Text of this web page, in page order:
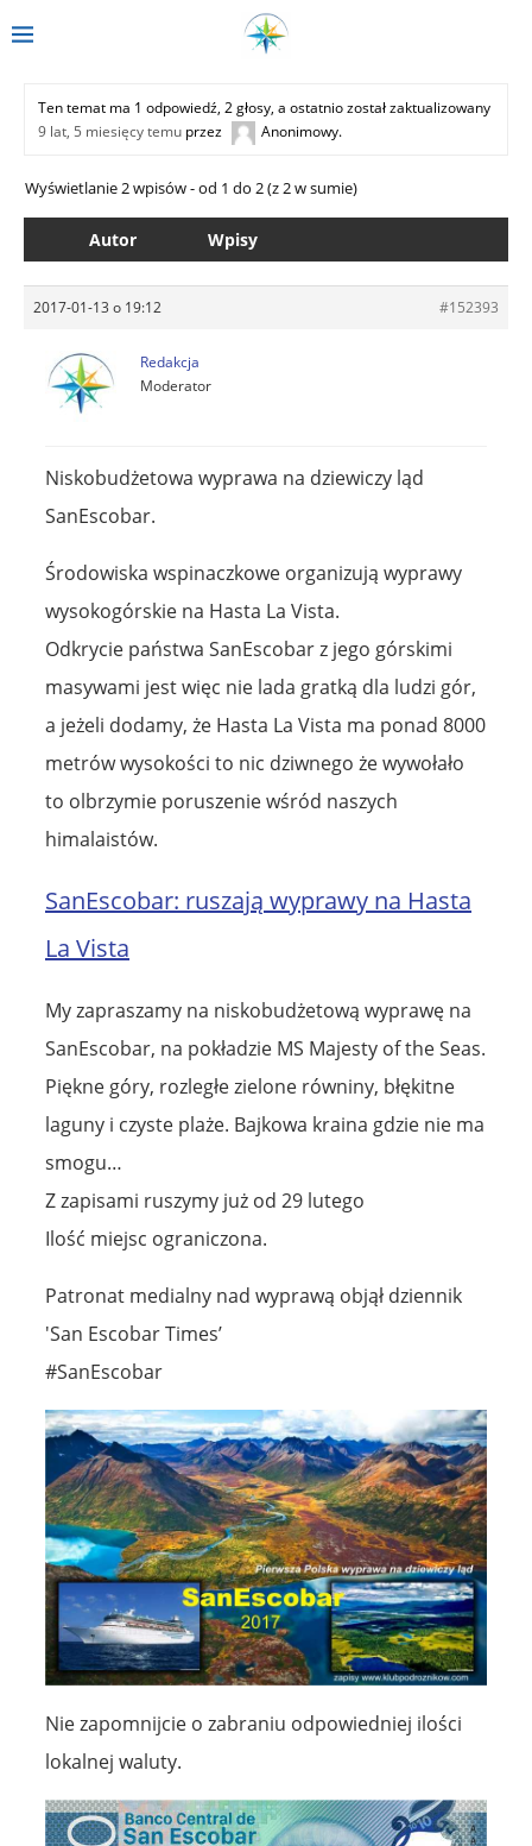
Ten temat ma 1 odpowiedź, 2 głosy, a ostatnio został zaktualizowany
9 lat, 5 miesięcy temu przez Anonimowy.
Wyświetlanie 2 wpisów - od 1 do 2 (z 2 w sumie)
Autor Wpisy
2017-01-13 o 19:12 #152393
Redakcja
Moderator
Niskobudżetowa wyprawa na dziewiczy ląd
SanEscobar.
Środowiska wspinaczkowe organizują wyprawy
wysokogórskie na Hasta La Vista.
Odkrycie państwa SanEscobar z jego górskimi
masywami jest więc nie lada gratką dla ludzi gór,
a jeżeli dodamy, że Hasta La Vista ma ponad 8000
metrów wysokości to nic dziwnego że wywołało
to olbrzymie poruszenie wśród naszych
himalaistów.
SanEscobar: ruszają wyprawy na Hasta
La Vista
My zapraszamy na niskobudżetową wyprawę na
SanEscobar, na pokładzie MS Majesty of the Seas.
Piękne góry, rozległe zielone równiny, błękitne
laguny i czyste plaże. Bajkowa kraina gdzie nie ma
smogu…
Z zapisami ruszymy już od 29 lutego
Ilość miejsc ograniczona.
Patronat medialny nad wyprawą objął dziennik
'San Escobar Times’
#SanEscobar
Nie zapomnijcie o zabraniu odpowiedniej ilości
lokalnej waluty.